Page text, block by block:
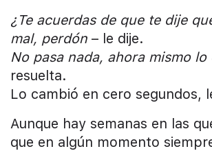
¿Te acuerdas de que te dije
mal, perdón – le dije.
No pasa nada, ahora mismo
resuelta.
Lo cambió en cero segundos,
Aunque hay semanas en las
que en algún momento